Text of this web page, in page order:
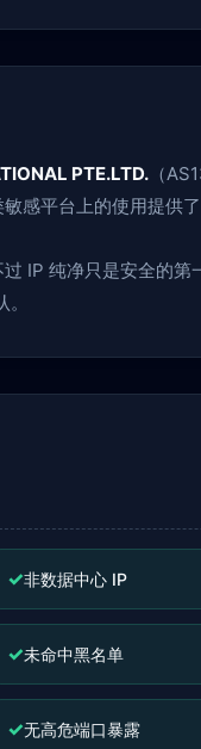
PTE.LTD. （
感平台上的使用提供了
IP 纯净只是安全的
✓非数据中心 IP
✓未命中黑名单
✓无高危端口暴露